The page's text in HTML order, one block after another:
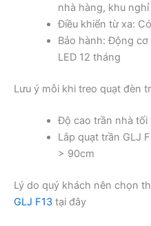
nhà hàng, khu
Điều khiển từ xa: Có
Bảo hành: Động cơ
LED 12 tháng
Lưu ý mỗi khi treo quạt đèn
Độ cao trần nhà tối
Lắp quạt trần GLJ
> 90cm
Lý do quý khách nên chọn
GLJ F13 tại đây